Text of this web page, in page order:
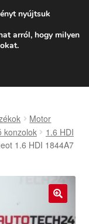
tól
80 088 054
Motor
konzolok
1.6 HDI
1.6 HDI 1844A7
nyújtsuk
arról, hogy milyen